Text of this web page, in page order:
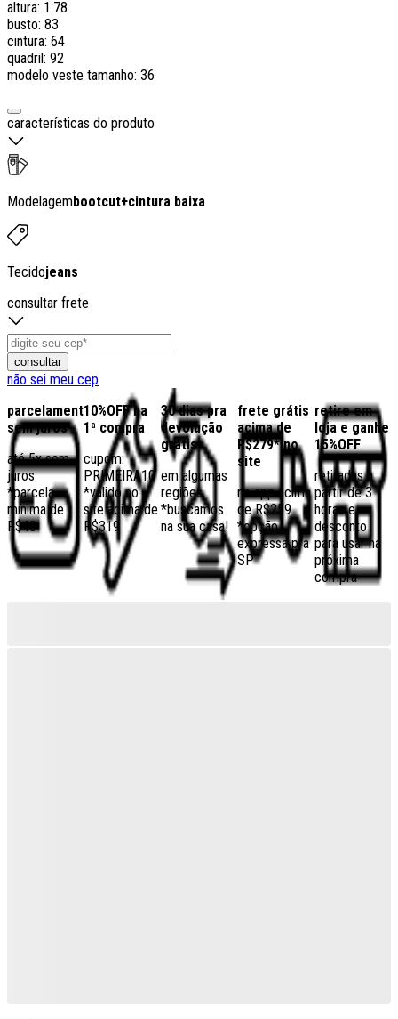
altura: 1.78
busto: 83
cintura: 64
quadril: 92
modelo veste tamanho: 36
características do produto
Modelagembootcut+cintura baixa
Tecidojeans
consultar frete
consultar
não sei meu cep
parcelamento
sem juros
até 5x sem
juros
*parcela
mínima de
R$40
10%OFF na
1ª compra
cupom:
PRIMEIRA10
*válido no
site acima de
R$319
30 dias pra
devolução
grátis
em algumas
regiões,
*buscamos
na sua casa!
frete grátis
acima de
R$279* no
site
no app acima
de R$259
*opção
expressa pra
SP
retire em
loja e ganhe
15%OFF
retiradas a
partir de 3
horas e
desconto
para usar na
próxima
compra